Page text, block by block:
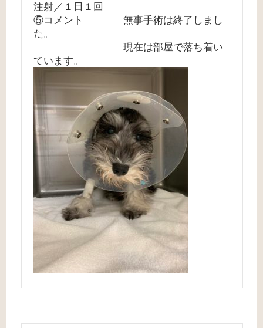
注射／１日１回
⑤コメント 無事手術は終了しまし
た。
現在は部屋で落ち着い
ています。